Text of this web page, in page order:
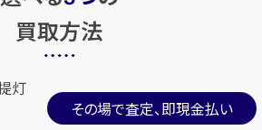
買取方法
その場で査定、即現金払い